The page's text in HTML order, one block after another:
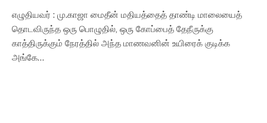
எழுதியவர் : மு.காஜா மைதீன் மதியத்தைத் தாண்டி மாலையைத்
தொடவிருந்த ஒரு பொழுதில், ஒரு கோப்பைத் தேநீருக்கு
காத்திருக்கும் நேரத்தில் அந்த மாணவனின் உயிரைக் குடிக்க
அங்கே…